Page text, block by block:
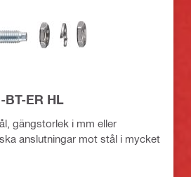
ER HL
gängstorlek i mm eller
anslutningar mot stål i mycket